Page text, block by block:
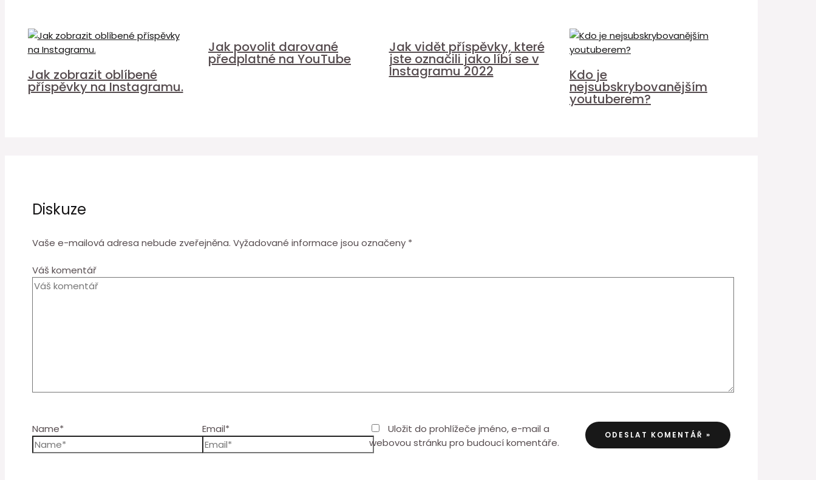
Jak zobrazit oblíbené
příspěvky na Instagramu.
Jak povolit darované
předplatné na YouTube
Jak vidět příspěvky, které
jste označili jako líbí se v
Instagramu 2022 Kdo je
nejsubskrybovanějším
youtuberem?
Diskuze
Vaše e-mailová adresa nebude zveřejněna. Vyžadované informace jsou označeny *
Váš komentář
Name* Email*
Uložit do prohlížeče jméno, e-mail a
webovou stránku pro budoucí komentáře.